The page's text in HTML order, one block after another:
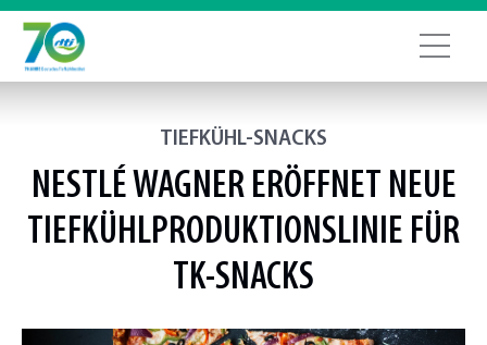
TIEFKÜHL-SNACKS
NESTLÉ WAGNER ERÖFFNET NEUE
TIEFKÜHLPRODUKTIONSLINIE FÜR
TK-SNACKS